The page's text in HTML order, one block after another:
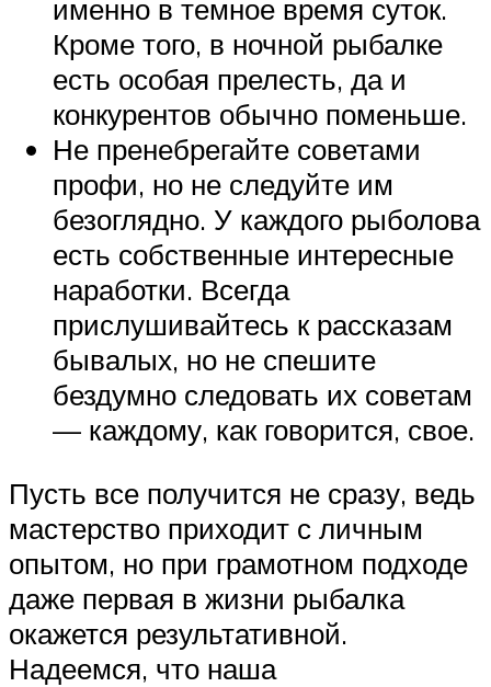
именно в темное время суток.
Кроме того, в ночной рыбалке
есть особая прелесть, да и
конкурентов обычно поменьше.
Не пренебрегайте советами
профи, но не следуйте им
безоглядно. У каждого рыболова
есть собственные интересные
наработки. Всегда
прислушивайтесь к рассказам
бывалых, но не спешите
бездумно следовать их советам
— каждому, как говорится, свое.
Пусть все получится не сразу, ведь
мастерство приходит с личным
опытом, но при грамотном подходе
даже первая в жизни рыбалка
окажется результативной.
Надеемся, что наша